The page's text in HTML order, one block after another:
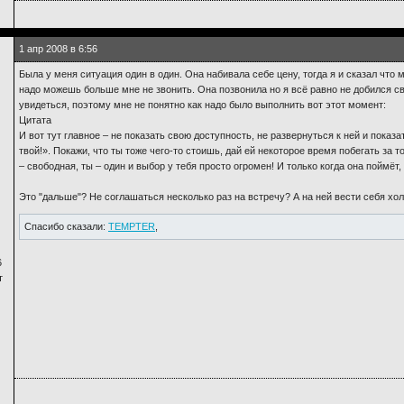
1 апр 2008 в 6:56
Была у меня ситуация один в один. Она набивала себе цену, тогда я и сказал
надо можешь больше мне не звонить. Она позвонила но я всё равно не добился
увидеться, поэтому мне не понятно как надо было выполнить вот этот момент:
Цитата
И вот тут главное – не показать свою доступность, не развернуться к ней и
твой!». Покажи, что ты тоже чего-то стоишь, дай ей некоторое время побегать
– свободная, ты – один и выбор у тебя просто огромен! И только когда она
Это "дальше"? Не соглашаться несколько раз на встречу? А на ней вести себя
Спасибо сказали: TEMPTER